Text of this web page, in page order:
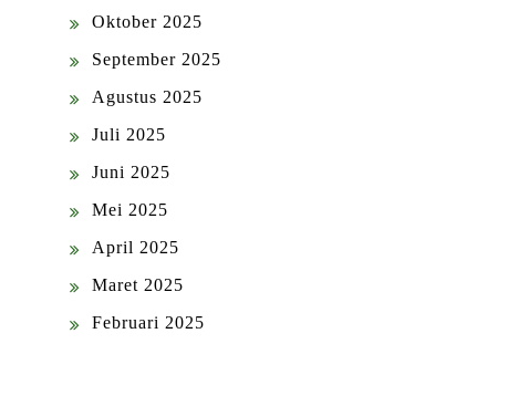
Oktober 2025
September 2025
Agustus 2025
Juli 2025
Juni 2025
Mei 2025
April 2025
Maret 2025
Februari 2025